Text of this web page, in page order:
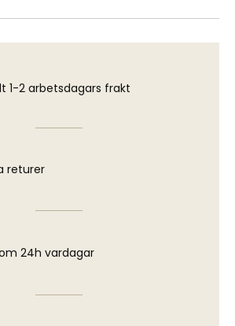
1-2 arbetsdagars frakt
returer
24h vardagar